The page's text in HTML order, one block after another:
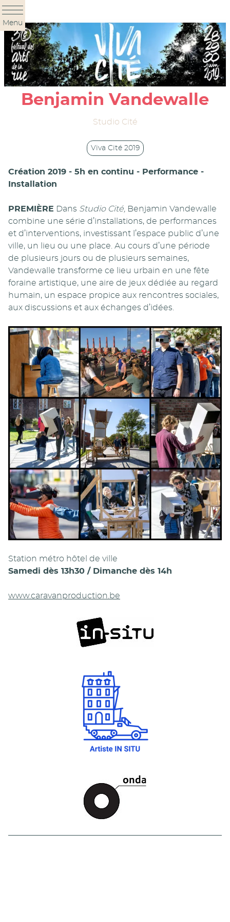
Panneau de gestion des cookies
Menu
Benjamin Vandewalle
Studio Cité
Viva Cité 2019
Création 2019 - 5h en continu - Performance -
Installation
PREMIÈRE Dans Studio Cité, Benjamin Vandewalle
combine une série d’installations, de performances
et d’interventions, investissant l’espace public d’une
ville, un lieu ou une place. Au cours d’une période
de plusieurs jours ou de plusieurs semaines,
Vandewalle transforme ce lieu urbain en une fête
foraine artistique, une aire de jeux dédiée au regard
humain, un espace propice aux rencontres sociales,
aux discussions et aux échanges d’idées.
Station métro hôtel de ville
Samedi dès 13h30 / Dimanche dès 14h
www.caravanproduction.be